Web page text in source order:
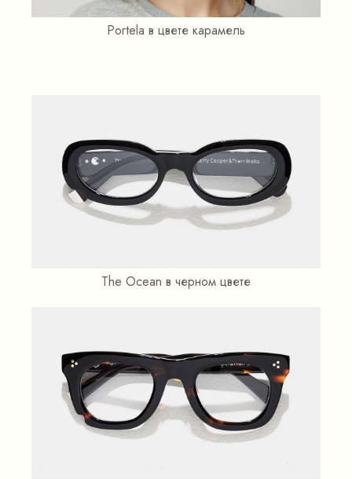
Portela в цвете карамель
The Ocean в черном цвете